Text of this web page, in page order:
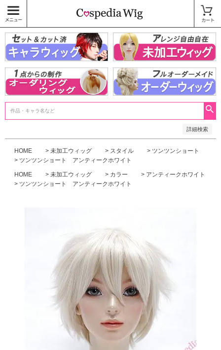
詳細検索
〜
商品タグ
キャラウィッグ
未加工ウィッグ
ベースウィッグ
衣装
SALE中
HOME 未加工ウィッグ スタイル
ツンツンショート
ツンツンショート アンティークホワイト
HOME 未加工ウィッグ カラー
アンティークホワイト
ツンツンショート アンティークホワイト